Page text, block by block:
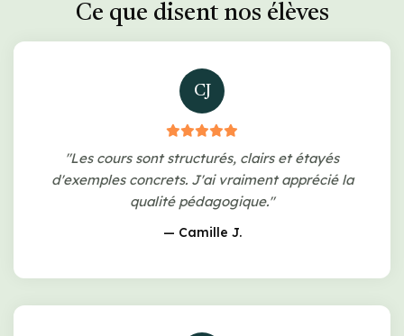
Ce que disent nos élèves
CJ
"Les cours sont structurés, clairs et étayés
d'exemples concrets. J'ai vraiment apprécié la
qualité pédagogique."
— Camille J.